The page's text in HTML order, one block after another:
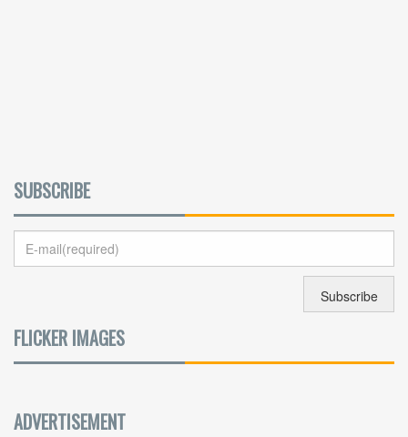
SUBSCRIBE
FLICKER IMAGES
ADVERTISEMENT